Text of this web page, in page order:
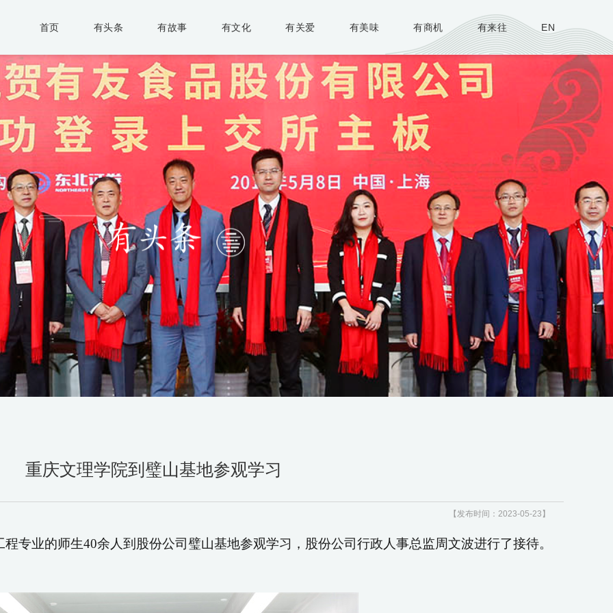
首页 有头条 有故事 有文化 有关爱 有美味 有商机 有来往 EN
重庆文理学院到璧山基地参观学习
【发布时间：2023-05-23】
程专业的师生40余人到股份公司璧山基地参观学习，股份公司行政人事总监周文波进行了接待。